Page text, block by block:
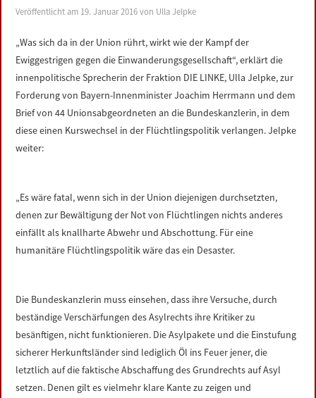
ZUR PERSON
LINKS
DATENSCHUTZERKLÄRUNG
IMPRESSUM
Veröffentlicht am 19. Januar 2016 von Ulla Jelpke
„Was sich da in der Union rührt, wirkt wie der Kampf der
Ewiggestrigen gegen die Einwanderungsgesellschaft“, erklärt die
innenpolitische Sprecherin der Fraktion DIE LINKE, Ulla Jelpke, zur
Forderung von Bayern-Innenminister Joachim Herrmann und dem
Brief von 44 Unionsabgeordneten an die Bundeskanzlerin, in dem
diese einen Kurswechsel in der Flüchtlingspolitik verlangen. Jelpke
weiter:
„Es wäre fatal, wenn sich in der Union diejenigen durchsetzten,
denen zur Bewältigung der Not von Flüchtlingen nichts anderes
einfällt als knallharte Abwehr und Abschottung. Für eine
humanitäre Flüchtlingspolitik wäre das ein Desaster.
Die Bundeskanzlerin muss einsehen, dass ihre Versuche, durch
beständige Verschärfungen des Asylrechts ihre Kritiker zu
besänftigen, nicht funktionieren. Die Asylpakete und die Einstufung
sicherer Herkunftsländer sind lediglich Öl ins Feuer jener, die
letztlich auf die faktische Abschaffung des Grundrechts auf Asyl
setzen. Denen gilt es vielmehr klare Kante zu zeigen und